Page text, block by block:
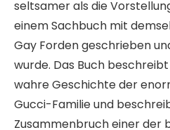
seltsamer als die
einem Sachbuch mit
Gay Forden geschrieben
wurde. Das Buch
wahre Geschichte der
Gucci-Familie und
Zusammenbruch einer der